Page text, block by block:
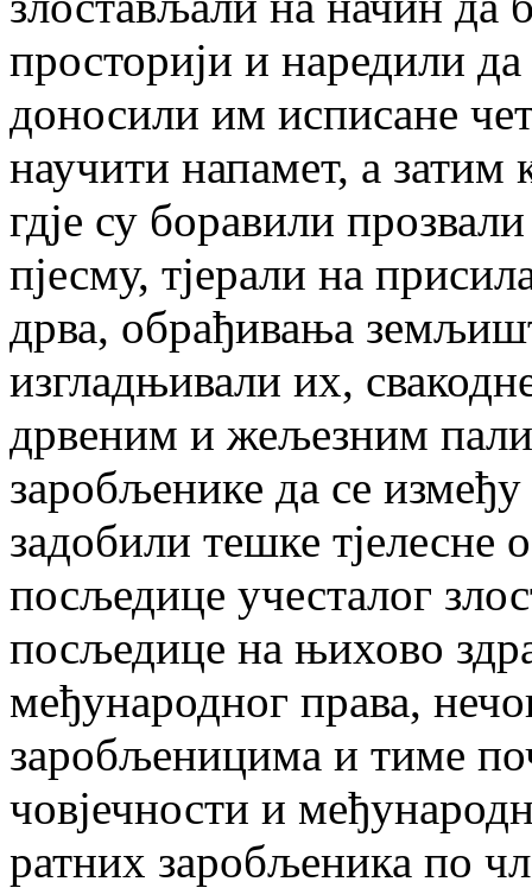
просторији и наредили да
доносили им исписане
научити напамет, а
гдје су боравили
пјесму, тјерали на
дрва, обрађивања
изгладњивали их,
дрвеним и жељезним
заробљенике да се између
задобили тешке тјелесне
посљедице учесталог
посљедице на њихово
међународног права,
заробљеницима и тиме
човјечности и
ратних заробљеника по